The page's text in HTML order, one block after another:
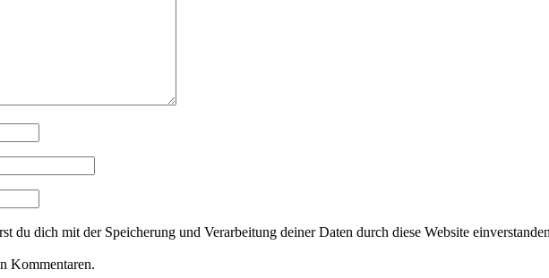
du dich mit der Speicherung und Verarbeitung deiner Daten durch diese Website
Kommentaren.